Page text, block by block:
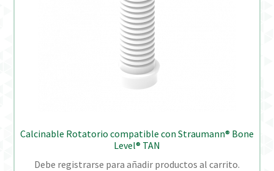
Calcinable Rotatorio compatible con Straumann® Bone
Level® TAN
Debe registrarse para añadir productos al carrito.